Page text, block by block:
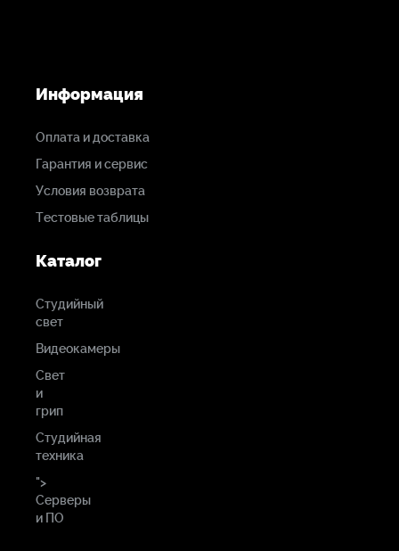
Чувствительность
64дБ
Информация
Оплата и доставка
Гарантия и сервис
Условия возврата
Тестовые таблицы
Каталог
Студийный
свет
Видеокамеры
Свет
и
грип
Студийная
техника
">
Серверы
и ПО